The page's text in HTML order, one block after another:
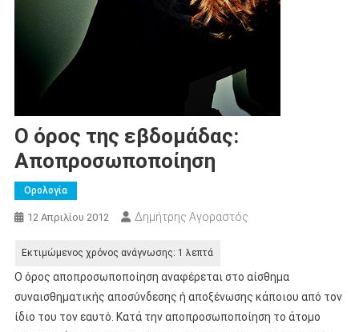
Ο όρος της εβδομάδας:
Αποπροσωποποίηση
Ορολογία
12 Απριλίου 2012 Δημήτρης Αγοραστός
Ο όρος αποπροσωποποίηση αναφέρεται στο αίσθημα
συναισθηματικής αποσύνδεσης ή αποξένωσης κάποιου από τον
ίδιο του τον εαυτό. Κατά την αποπροσωποποίηση το άτομο